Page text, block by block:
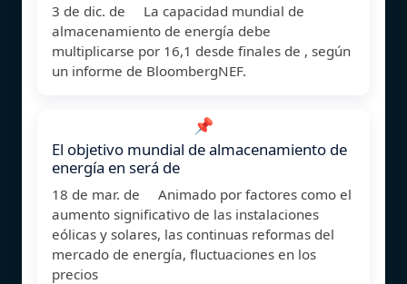
3 de dic. de La capacidad mundial de
almacenamiento de energía debe
multiplicarse por 16,1 desde finales de , según
un informe de BloombergNEF.
📌
El objetivo mundial de almacenamiento de
energía en será de
18 de mar. de Animado por factores como el
aumento significativo de las instalaciones
eólicas y solares, las continuas reformas del
mercado de energía, fluctuaciones en los
precios